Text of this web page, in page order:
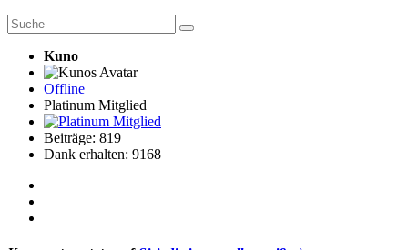
Kuno
Offline
Platinum Mitglied
Beiträge: 819
Dank erhalten: 9168